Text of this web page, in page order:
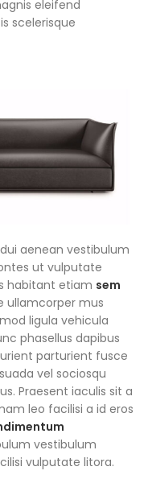
eleifend
scelerisque
aenean vestibulum
ut vulputate
habitant etiam sem
ullamcorper mus
ligula vehicula
phasellus dapibus
parturient fusce
vel sociosqu
Praesent iaculis sit a
leo facilisi a id eros
vestibulum
vulputate litora.